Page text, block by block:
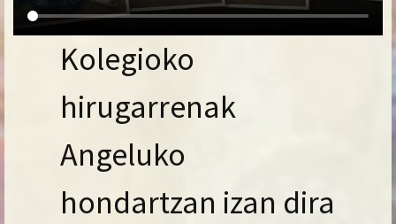
Kolegioko
hirugarrenak
Angeluko
hondartzan izan dira